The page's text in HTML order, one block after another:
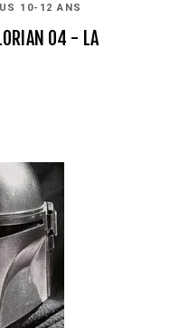
10-12 ANS
04 - LA